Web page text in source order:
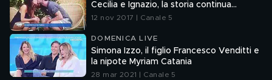
Cecilia e Ignazio, la storia continua...
12 nov 2017 | Canale 5
DOMENICA LIVE
Simona Izzo, il figlio Francesco Venditti e
la nipote Myriam Catania
28 mar 2021 | Canale 5